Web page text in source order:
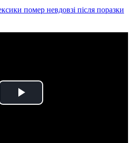
помер невдовзі після поразки
Play